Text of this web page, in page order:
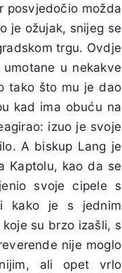
posvjedočio možda
je ožujak, snijeg se
trgu. Ovdje
u nekakve
tako što mu je dao
kad ima obuću na
izuo je svoje
A biskup Lang je
Kaptolu, kao da se
svoje cipele s
kako je s jednim
su brzo izašli, s
nije moglo
ali opet vrlo